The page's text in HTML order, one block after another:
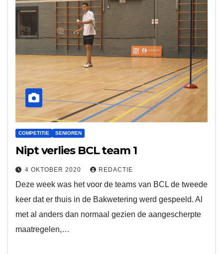
COMPETITIE SENIOREN
Nipt verlies BCL team 1
4 OKTOBER 2020 REDACTIE
Deze week was het voor de teams van BCL de tweede
keer dat er thuis in de Bakwetering werd gespeeld. Al
met al anders dan normaal gezien de aangescherpte
maatregelen,…